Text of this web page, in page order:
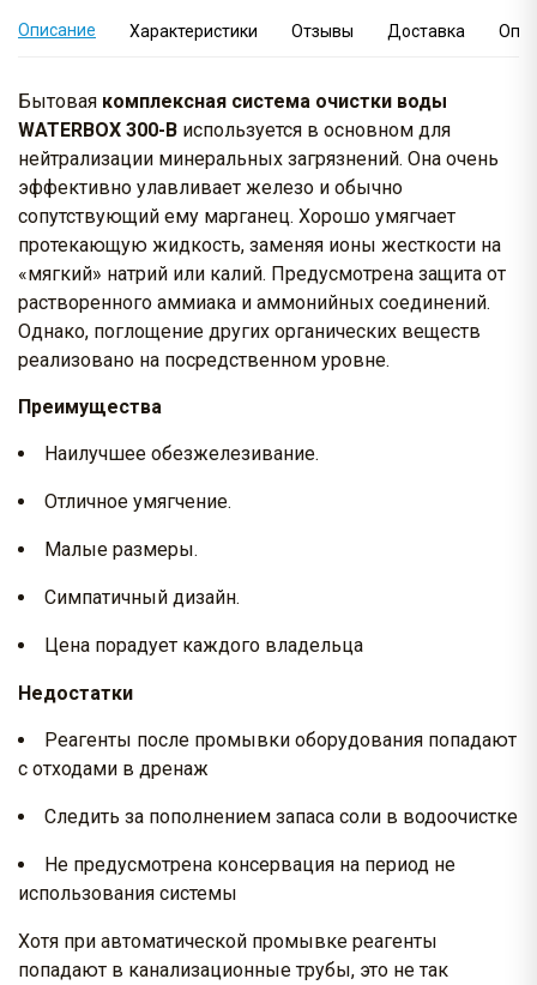
Описание Характеристики Отзывы Доставка
Бытовая комплексная система очистки воды
WATERBOX 300-B используется в основном для
нейтрализации минеральных загрязнений. Она очень
эффективно улавливает железо и обычно
сопутствующий ему марганец. Хорошо умягчает
протекающую жидкость, заменяя ионы жесткости на
«мягкий» натрий или калий. Предусмотрена защита от
растворенного аммиака и аммонийных соединений.
Однако, поглощение других органических веществ
реализовано на посредственном уровне.
Преимущества
Наилучшее обезжелезивание.
Отличное умягчение.
Малые размеры.
Симпатичный дизайн.
Цена порадует каждого владельца
Недостатки
Реагенты после промывки оборудования попадают
с отходами в дренаж
Следить за пополнением запаса соли в водоочистке
Не предусмотрена консервация на период не
использования системы
Хотя при автоматической промывке реагенты
попадают в канализационные трубы, это не так